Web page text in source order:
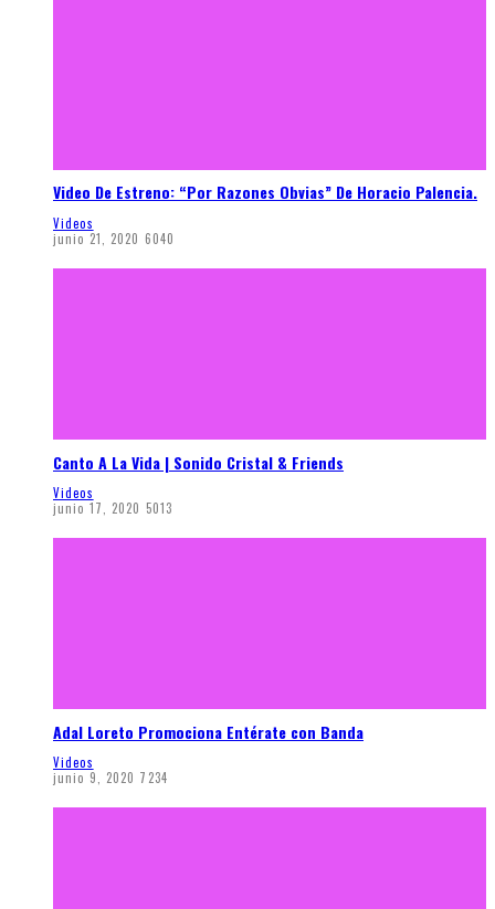
Video De Estreno: “Por Razones Obvias” De Horacio Palencia.
Videos
junio 21, 2020 6040
Canto A La Vida | Sonido Cristal & Friends
Videos
junio 17, 2020 5013
Adal Loreto Promociona Entérate con Banda
Videos
junio 9, 2020 7234